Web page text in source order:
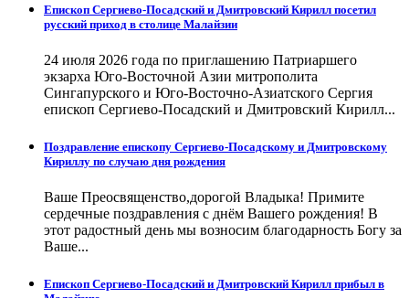
Епископ Сергиево-Посадский и Дмитровский Кирилл посетил
русский приход в столице Малайзии
24 июля 2026 года по приглашению Патриаршего
экзарха Юго-Восточной Азии митрополита
Сингапурского и Юго-Восточно-Азиатского Сергия
епископ Сергиево-Посадский и Дмитровский Кирилл...
Поздравление епископу Сергиево-Посадскому и Дмитровскому
Кириллу по случаю дня рождения
Ваше Преосвященство,дорогой Владыка! Примите
сердечные поздравления с днём Вашего рождения! В
этот радостный день мы возносим благодарность Богу за
Ваше...
Епископ Сергиево-Посадский и Дмитровский Кирилл прибыл в